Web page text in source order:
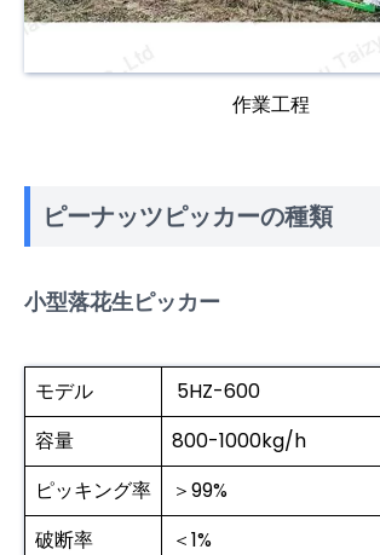
作業工程
ピーナッツピッカーの種類
小型落花生ピッカー
モデル
5HZ-600
容量
800-1000kg/h
ピッキング率
＞99%
破断率
＜1%